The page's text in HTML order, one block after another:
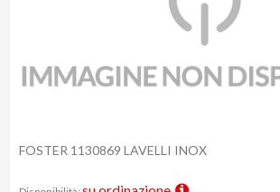
FOSTER 1130869 LAVELLI INOX